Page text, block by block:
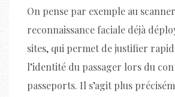
On pense par exemple au
reconnaissance faciale déjà
sites, qui permet de justifier
l’identité du passager lors du
passeports. Il s’agit plus